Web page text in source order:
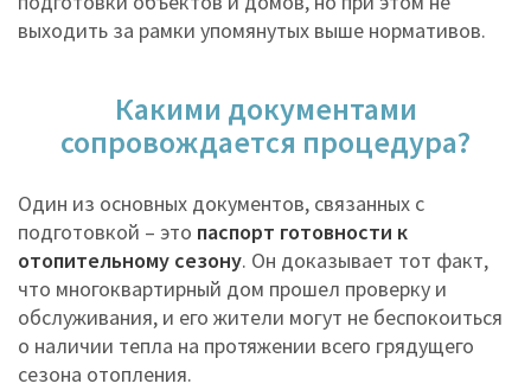
выходить за рамки упомянутых выше нормативов.
Какими документами
сопровождается процедура?
Один из основных документов, связанных с
подготовкой – это паспорт готовности к
отопительному сезону. Он доказывает тот факт,
что многоквартирный дом прошел проверку и
обслуживания, и его жители могут не беспокоиться
о наличии тепла на протяжении всего грядущего
сезона отопления.